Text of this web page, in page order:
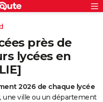
près de
lycées en
2026 de chaque lycée
ville ou un département